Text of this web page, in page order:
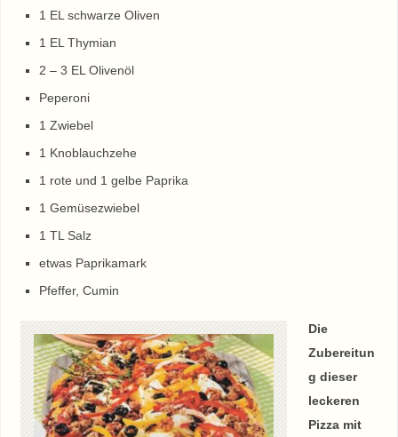
1 EL schwarze Oliven
1 EL Thymian
2 – 3 EL Olivenöl
Peperoni
1 Zwiebel
1 Knoblauchzehe
1 rote und 1 gelbe Paprika
1 Gemüsezwiebel
1 TL Salz
etwas Paprikamark
Pfeffer, Cumin
Die
Zubereitun
g dieser
leckeren
Pizza mit